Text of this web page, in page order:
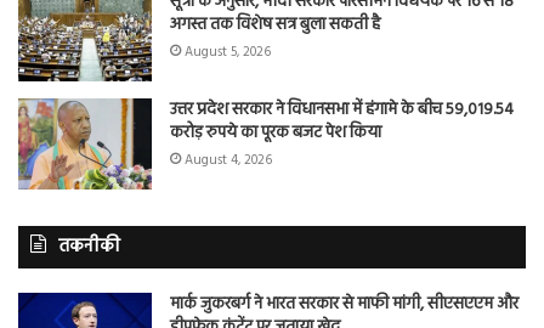
अगस्त तक विशेष सत्र बुला सकती है
August 5, 2026
उत्तर प्रदेश सरकार ने विधानसभा में हंगामे के बीच 59,019.54
करोड़ रुपये का पूरक बजट पेश किया
August 4, 2026
तकनीकी
मार्क जुकरबर्ग ने भारत सरकार से माफी मांगी, सीएसएएम और